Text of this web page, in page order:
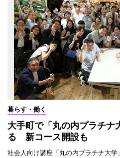
暮らす・働く
大手町で「丸の内プラチナ
る 新コース開設も
社会人向け講座「丸の内プラチナ大